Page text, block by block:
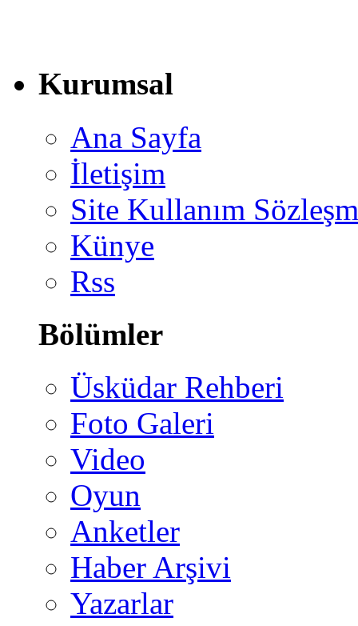
Kurumsal
Ana Sayfa
İletişim
Site Kullanım
Künye
Rss
Bölümler
Üsküdar Rehberi
Foto Galeri
Video
Oyun
Anketler
Haber Arşivi
Yazarlar